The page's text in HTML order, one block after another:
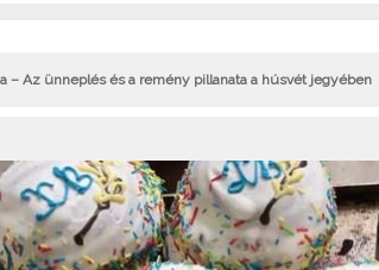
– Az ünneplés és a remény pillanata a húsvét jegyében